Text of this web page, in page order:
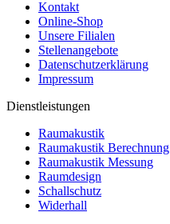
Kontakt
Online-Shop
Unsere Filialen
Stellenangebote
Datenschutzerklärung
Impressum
Dienstleistungen
Raumakustik
Raumakustik Berechnung
Raumakustik Messung
Raumdesign
Schallschutz
Widerhall